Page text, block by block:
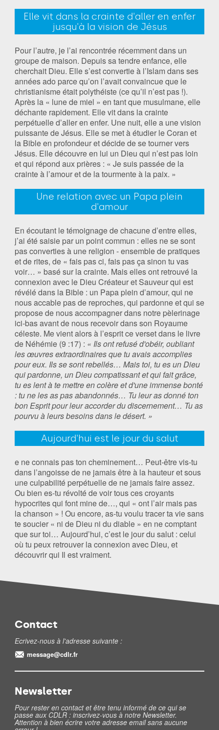
Elle vit dans la crainte d'aller en enfer
jusqu'à la vision de Jésus
Pour l’autre, je l’ai rencontrée récemment dans un
groupe de maison. Depuis sa tendre enfance, elle
cherchait Dieu. Elle s’est convertie à l’Islam dans ses
années ado parce qu’on l’avait convaincue que le
christianisme était polythéiste (ce qu’il n’est pas !).
Après la « lune de miel » en tant que musulmane, elle
déchante rapidement. Elle vit dans la crainte
perpétuelle d’aller en enfer. Une nuit, elle a une vision
puissante de Jésus. Elle se met à étudier le Coran et
la Bible en profondeur et décide de se tourner vers
Jésus. Elle découvre en lui un Dieu qui n’est pas loin
et qui répond aux prières : « Je suis passée de la
crainte à l’amour et de la tourmente à la paix. »
Une relation avec un Papa plein
d'amour
En écoutant le témoignage de chacune d’entre elles,
j’ai été saisie par un point commun : elles ne se sont
pas converties à une religion - ensemble de pratiques
et de rites, de « fais pas ci, fais pas ça sinon tu vas
voir… » basé sur la crainte. Mais elles ont retrouvé la
connexion avec le Dieu Créateur et Sauveur qui est
révélé dans la Bible : un Papa plein d’amour, qui ne
nous accable pas de reproches, qui pardonne et qui se
propose de nous accompagner dans notre pèlerinage
ici-bas avant de nous recevoir dans son Royaume
céleste. Me vient alors à l’esprit ce verset dans le livre
de Néhémie (9 :17) : « Ils ont refusé d'obéir, oubliant
les œuvres extraordinaires que tu avais accomplies
pour eux. Ils se sont rebellés… Mais toi, tu es un Dieu
qui pardonne, un Dieu compatissant et qui fait grâce,
tu es lent à te mettre en colère et d'une immense bonté
: tu ne les as pas abandonnés… Tu leur as donné ton
bon Esprit pour leur accorder du discernement… Tu as
pourvu à leurs besoins dans le désert. »
Aujourd'hui est le jour du salut
e ne connais pas ton cheminement… Peut-être vis-tu
dans l’angoisse de ne jamais être à la hauteur et sous
une culpabilité perpétuelle de ne jamais faire assez.
Ou bien es-tu révolté de voir tous ces croyants
hypocrites qui font mine de…, qui « ont l’air mais pas
la chanson » ! Ou encore, as-tu voulu tracer ta vie sans
te soucier « ni de Dieu ni du diable » en ne comptant
que sur toi… Aujourd’hui, c’est le jour du salut : celui
où tu peux retrouver la connexion avec Dieu, et
découvrir qui Il est vraiment.
Contact
Ecrivez-nous à l'adresse suivante :
message@cdlr.fr
Newsletter
Pour rester en contact et être tenu informé de ce qui se
passe aux CDLR : inscrivez-vous à notre Newsletter.
Attention à bien écrire votre adresse email sans aucune